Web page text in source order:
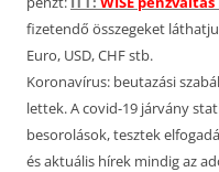
fizetendő összegeket
Euro, USD, CHF stb.
Koronavírus: beutazási
lettek. A covid-19 járvány
besorolások, tesztek
és aktuális hírek mindig az